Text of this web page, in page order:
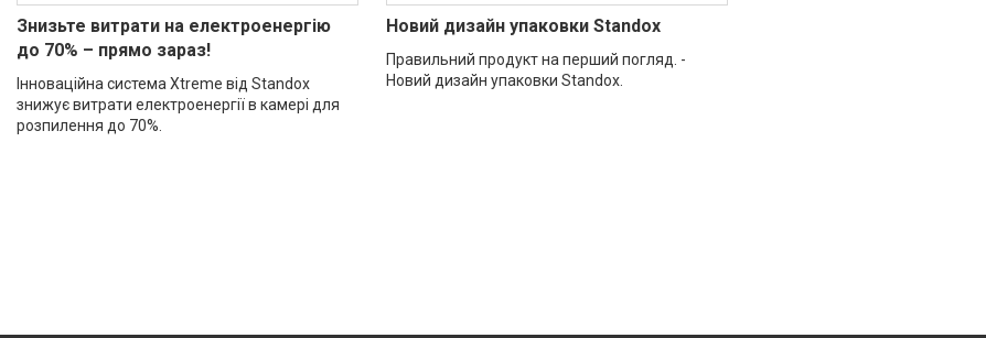
Знизьте витрати на електроенергію
до 70% – прямо зараз!
Інноваційна система Xtreme від Standox
знижує витрати електроенергії в камері для
розпилення до 70%.
Новий дизайн упаковки Standox
Правильний продукт на перший погляд. -
Новий дизайн упаковки Standox.